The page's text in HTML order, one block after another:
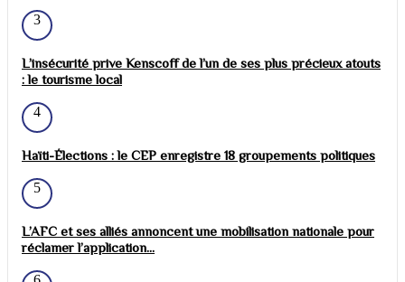
3
L’insécurité prive Kenscoff de l’un de ses plus précieux atouts
: le tourisme local
4
Haïti-Élections : le CEP enregistre 18 groupements politiques
5
L’AFC et ses alliés annoncent une mobilisation nationale pour
réclamer l’application...